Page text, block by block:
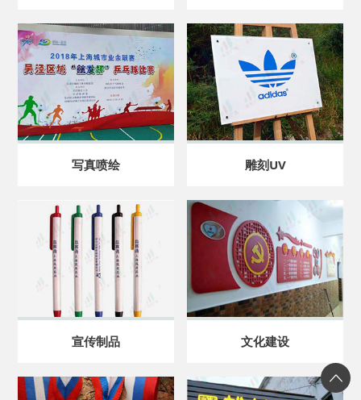
写真喷绘 雕刻UV
宣传制品 文化建设